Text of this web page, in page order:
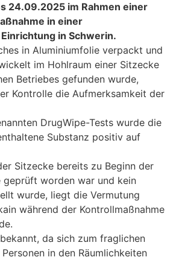
24.09.2025 im Rahmen einer
in einer
in Schwerin.
in Aluminiumfolie verpackt und
im Hohlraum einer Sitzecke
Betriebes gefunden wurde,
Kontrolle die Aufmerksamkeit der
DrugWipe-Tests wurde die
Substanz positiv auf
Sitzecke bereits zu Beginn der
geprüft worden war und kein
wurde, liegt die Vermutung
während der Kontrollmaßnahme
da sich zum fraglichen
in den Räumlichkeiten